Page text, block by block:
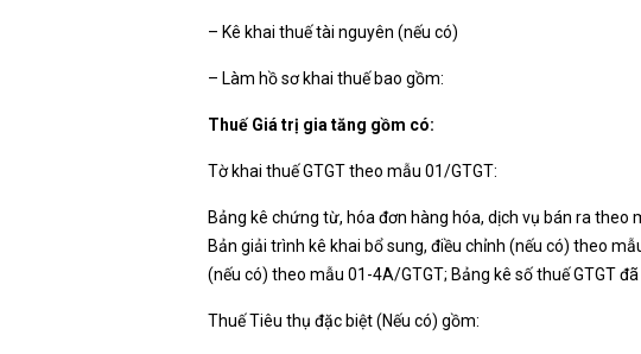
– Kê khai thuế tài nguyên (nếu có)
– Làm hồ sơ khai thuế bao gồm:
Thuế Giá trị gia tăng gồm có:
Tờ khai thuế GTGT theo mẫu 01/GTGT:
Bảng kê chứng từ, hóa đơn hàng hóa, dịch vụ bán ra
Bản giải trình kê khai bổ sung, điều chỉnh (nếu có) theo
(nếu có) theo mẫu 01-4A/GTGT; Bảng kê số thuế GTGT
Thuế Tiêu thụ đặc biệt (Nếu có) gồm: